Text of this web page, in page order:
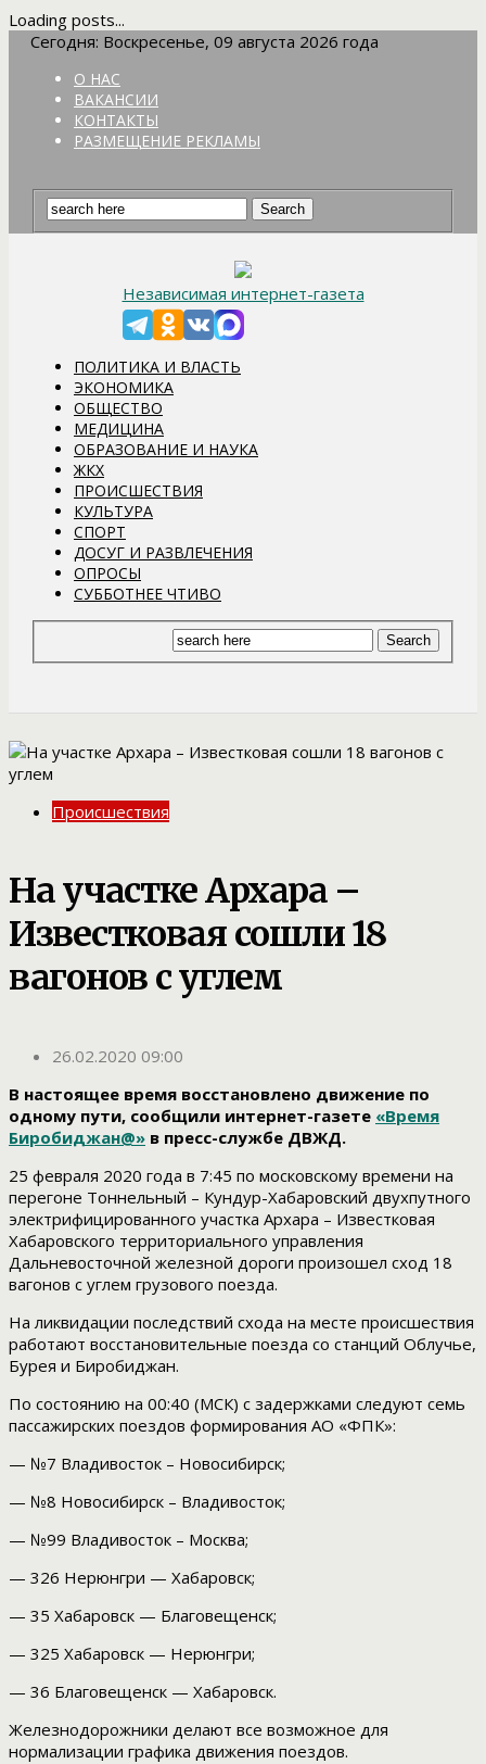
Loading posts...
Сегодня: Воскресенье, 09 августа 2026 года
О НАС
ВАКАНСИИ
КОНТАКТЫ
РАЗМЕЩЕНИЕ РЕКЛАМЫ
Независимая интернет-газета
ПОЛИТИКА И ВЛАСТЬ
ЭКОНОМИКА
ОБЩЕСТВО
МЕДИЦИНА
ОБРАЗОВАНИЕ И НАУКА
ЖКХ
ПРОИСШЕСТВИЯ
КУЛЬТУРА
СПОРТ
ДОСУГ И РАЗВЛЕЧЕНИЯ
ОПРОСЫ
СУББОТНЕЕ ЧТИВО
Происшествия
На участке Архара –
Известковая сошли 18
вагонов с углем
26.02.2020 09:00
В настоящее время восстановлено движение по
одному пути, сообщили интернет-газете «Время
Биробиджан@» в пресс-службе ДВЖД.
25 февраля 2020 года в 7:45 по московскому времени на
перегоне Тоннельный – Кундур-Хабаровский двухпутного
электрифицированного участка Архара – Известковая
Хабаровского территориального управления
Дальневосточной железной дороги произошел сход 18
вагонов с углем грузового поезда.
На ликвидации последствий схода на месте происшествия
работают восстановительные поезда со станций Облучье,
Бурея и Биробиджан.
По состоянию на 00:40 (МСК) с задержками следуют семь
пассажирских поездов формирования АО «ФПК»:
— №7 Владивосток – Новосибирск;
— №8 Новосибирск – Владивосток;
— №99 Владивосток – Москва;
— 326 Нерюнгри — Хабаровск;
— 35 Хабаровск — Благовещенск;
— 325 Хабаровск — Нерюнгри;
— 36 Благовещенск — Хабаровск.
Железнодорожники делают все возможное для
нормализации графика движения поездов.